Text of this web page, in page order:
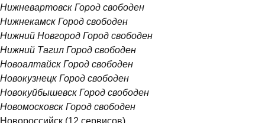
Нижневартовск Город свободен
Нижнекамск Город свободен
Нижний Новгород Город свободен
Нижний Тагил Город свободен
Новоалтайск Город свободен
Новокузнецк Город свободен
Новокуйбышевск Город свободен
Новомосковск Город свободен